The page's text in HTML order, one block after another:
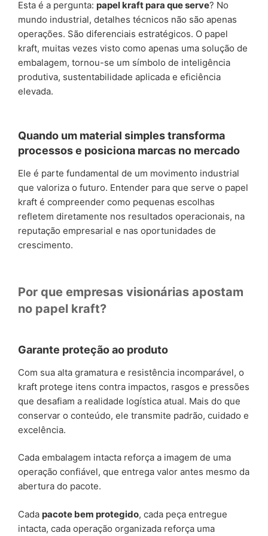
Esta é a pergunta: papel kraft para que serve? No
mundo industrial, detalhes técnicos não são apenas
operações. São diferenciais estratégicos. O papel
kraft, muitas vezes visto como apenas uma solução de
embalagem, tornou-se um símbolo de inteligência
produtiva, sustentabilidade aplicada e eficiência
elevada.
Quando um material simples transforma
processos e posiciona marcas no mercado
Ele é parte fundamental de um movimento industrial
que valoriza o futuro. Entender para que serve o papel
kraft é compreender como pequenas escolhas
refletem diretamente nos resultados operacionais, na
reputação empresarial e nas oportunidades de
crescimento.
Por que empresas visionárias apostam
no papel kraft?
Garante proteção ao produto
Com sua alta gramatura e resistência incomparável, o
kraft protege itens contra impactos, rasgos e pressões
que desafiam a realidade logística atual. Mais do que
conservar o conteúdo, ele transmite padrão, cuidado e
excelência.
Cada embalagem intacta reforça a imagem de uma
operação confiável, que entrega valor antes mesmo da
abertura do pacote.
Cada pacote bem protegido, cada peça entregue
intacta, cada operação organizada reforça uma